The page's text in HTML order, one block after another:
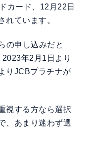
カード、12月22日
れています。
の申し込みだと
年2月1日より
りJCBプラチナが
視する方なら選択
、あまり迷わず選